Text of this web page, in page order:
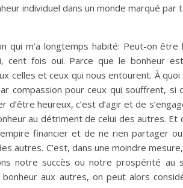
individuel dans un monde marqué
qui m’a longtemps habité: Peut-on être
cent fois oui. Parce que le bonheur
celles et ceux qui nous entourent. À
compassion pour ceux qui souffrent, si
d’être heureux, c’est d’agir et de
au détriment de celui des autres. Et
financier et de ne rien partager
autres. C’est, dans une moindre
notre succès ou notre prospérité au
aux autres, on peut alors